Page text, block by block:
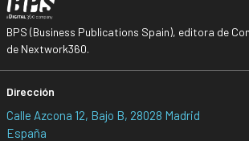
BPS (Business Publications Spain), editora de
de Nextwork360.
Dirección
Calle Azcona 12, Bajo B, 28028 Madrid
España